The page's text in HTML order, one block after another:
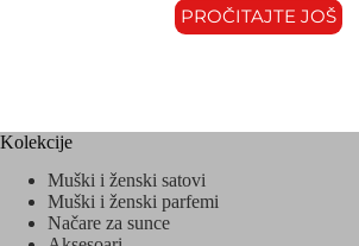
PROČITAJTE JOŠ
Kolekcije
Muški i ženski satovi
Muški i ženski parfemi
Načare za sunce